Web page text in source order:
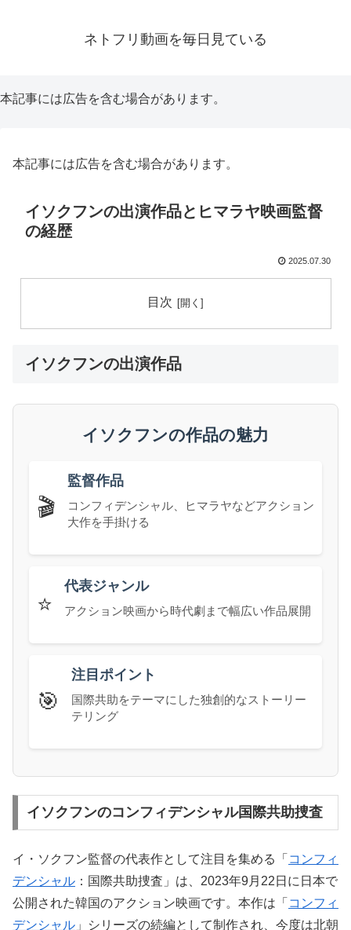
ネトフリ動画を毎日見ている
本記事には広告を含む場合があります。
本記事には広告を含む場合があります。
イソクフンの出演作品とヒマラヤ映画監督
の経歴
2025.07.30
目次
イソクフンの出演作品
イソクフンの作品の魅力
🎬
監督作品
コンフィデンシャル、ヒマラヤなどアクション
大作を手掛ける
⭐
代表ジャンル
アクション映画から時代劇まで幅広い作品展開
🎯
注目ポイント
国際共助をテーマにした独創的なストーリー
テリング
イソクフンのコンフィデンシャル国際共助捜査
イ・ソクフン監督の代表作として注目を集める「 コンフィ
デンシャル ：国際共助捜査」は、2023年9月22日に日本で
公開された韓国のアクション映画です。本作は「 コンフィ
デンシャル 」シリーズの続編として制作され、今度は北朝